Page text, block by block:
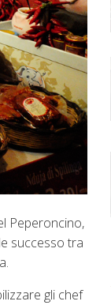
Peperoncino,
successo tra
gli chef